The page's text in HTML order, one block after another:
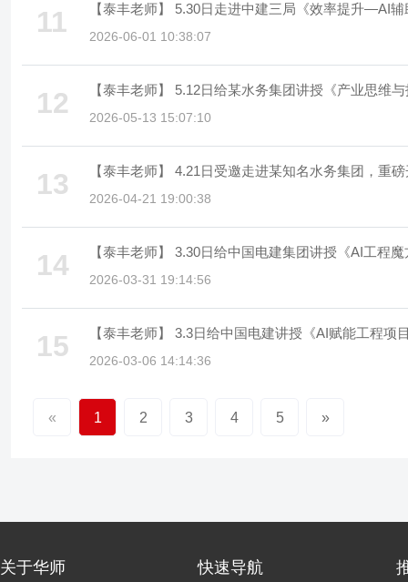
11 【泰丰老师】 5.30日走进中建三局《效率提
2026-06-01 10:38:07
12 【泰丰老师】 5.12日给某水务集团讲授《产业思维
2026-05-13 15:07:10
13 【泰丰老师】 4.21日受邀走进某知名水务集团，重
2026-04-21 19:00:38
14 【泰丰老师】 3.30日给中国电建集团讲授《AI工程
2026-03-31 19:14:56
15 【泰丰老师】 3.3日给中国电建讲授《AI赋能工程项
2026-03-06 14:14:36
« 1 2 3 4 5 »
关于华师 快速导航